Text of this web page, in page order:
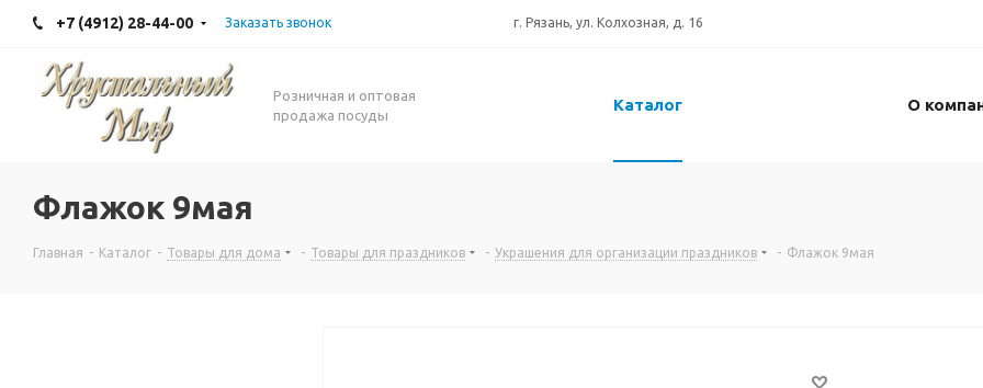
+7 (4912) 28-44-00 Заказать звонок г. Рязань, ул. Колхозная, д. 16
Розничная и оптовая
продажа посуды
Каталог О
Флажок 9мая
Главная - Каталог - Товары для дома - Товары для праздников - Украшения для организации праздников - Флажок 9мая